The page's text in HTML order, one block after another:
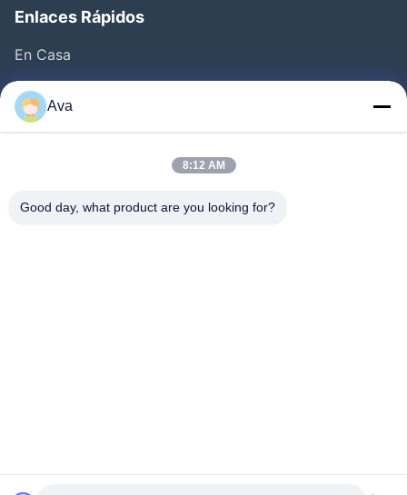
Enlaces Rápidos
En Casa
Productos
Los Vídeos
Control De Calidad
©2013- WUXI SYLAITH SPECIAL STEEL CO.,LTD. Todos los derechos
Ava
8:12 AM
Good day, what product are you looking for?